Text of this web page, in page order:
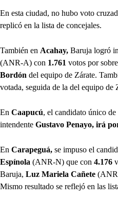
En esta ciudad, no hubo voto
replicó en la lista de concejales.
También en Acahay, Baruja logró
(ANR-A) con 1.761 votos por
Bordón del equipo de Zárate.
votada, seguida de la del equipo de
En Caapucú, el candidato único
intendente Gustavo Penayo, irá
En Carapeguá, se impuso el
Espínola (ANR-N) que con 4.176
Baruja, Luz Mariela Cañete
Mismo resultado se reflejó en las